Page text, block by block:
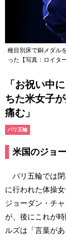
種目別床で銅メダル
った【写真：ロイター
「お祝い
ちた米女子
痛む」
パリ五輪
米国のジョ
パリ五輪では閉
に行われた体操
ジョーダン・チ
が、後にこれが
ルズは「言葉が